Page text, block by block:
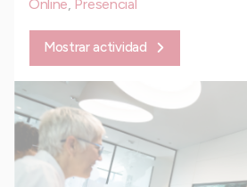
Online, Presencial
Mostrar actividad